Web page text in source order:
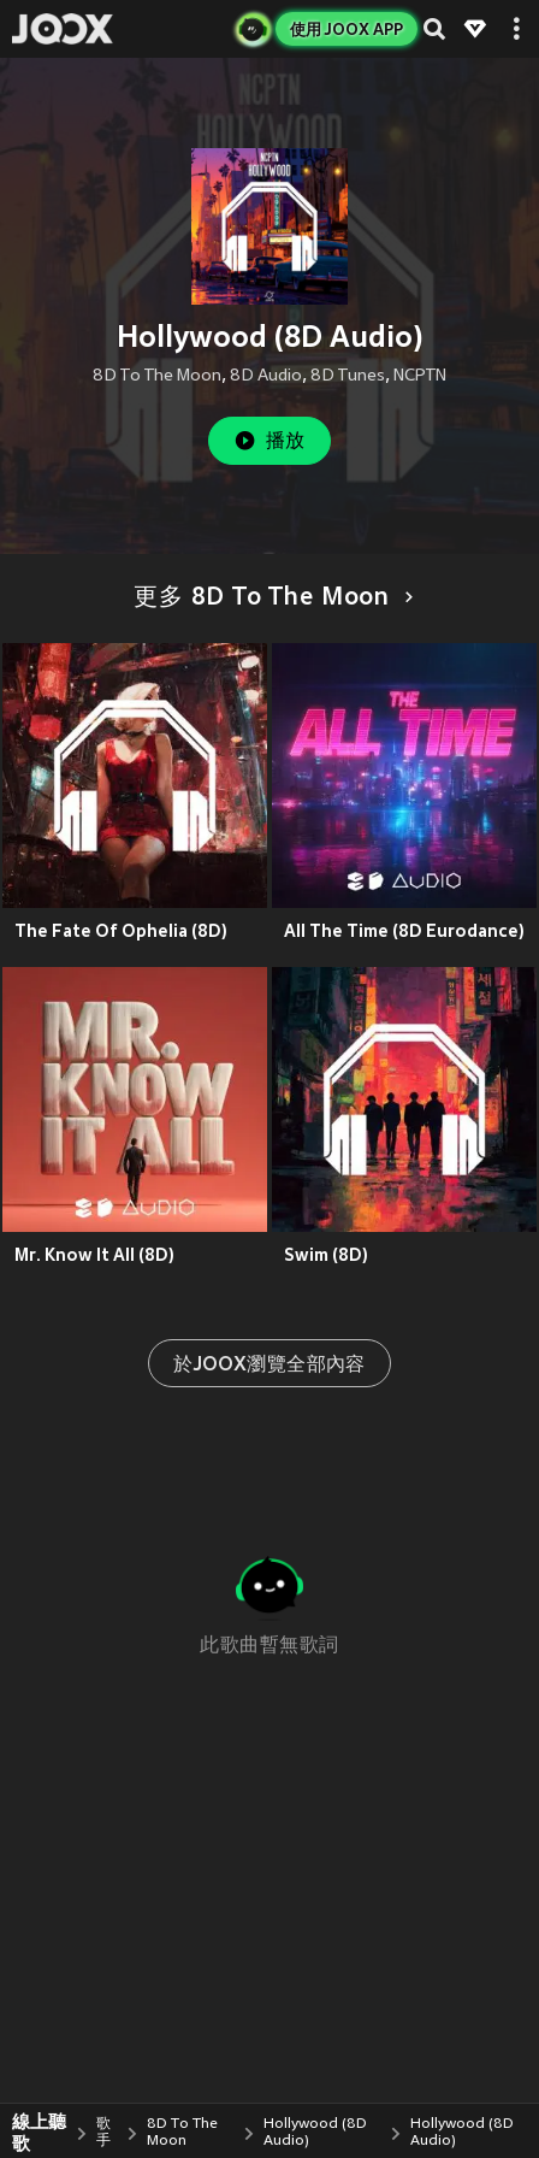
使用 JOOX APP
Hollywood (8D Audio)
8D To The Moon, 8D Audio, 8D Tunes, NCPTN
播放
更多 8D To The Moon
The Fate Of Ophelia (8D) All The Time (8D Eurodance)
Mr. Know It All (8D) Swim (8D)
於JOOX瀏覽全部內容
此歌曲暫無歌詞
線上聽
歌
歌
手
8D To The
Moon
Hollywood (8D
Audio)
Hollywood (8D
Audio)